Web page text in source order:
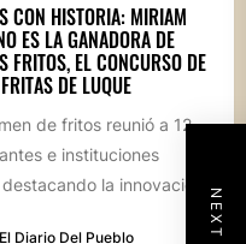
CON HISTORIA: MIRIAM
ES LA GANADORA DE
FRITOS, EL CONCURSO DE
DE LUQUE
de fritos reunió a 12
e instituciones
la innovación
y el profundo arraigo de...
El Diario Del Pueblo